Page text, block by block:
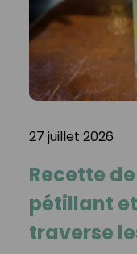
27 juillet 2026
Recette
pétillant
traverse